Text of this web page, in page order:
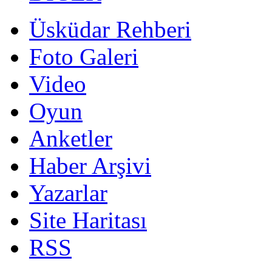
Üsküdar Rehberi
Foto Galeri
Video
Oyun
Anketler
Haber Arşivi
Yazarlar
Site Haritası
RSS